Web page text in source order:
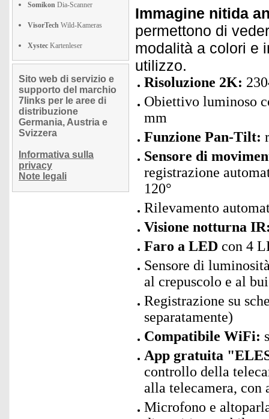
Somikon Dia-Scanner
VisorTech Wild-Kameras
Xystec Kartenleser
Sito web di servizio e
supporto del marchio
7links per le aree di
distribuzione
Germania, Austria e
Svizzera
Informativa sulla
privacy
Note legali
Immagine nitida
permettono di
modalità a colori e
utilizzo.
Risoluzione 2K:
Obiettivo luminoso
mm
Funzione Pan-Tilt:
Sensore di
registrazione
120°
Rilevamento
Visione notturna
Faro a LED con 4
Sensore di
al crepuscolo e al
Registrazione su
separatamente)
Compatibile WiFi:
App gratuita
controllo della
alla telecamera, con
Microfono e